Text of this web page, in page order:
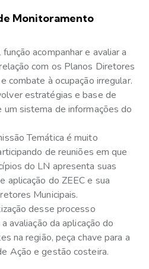
Monitoramento
acompanhar e avaliar a
com os Planos Diretores
combate à ocupação irregular.
estratégias e base de
um sistema de informações do
Temática é muito
de reuniões em que
do LN apresenta suas
aplicação do ZEEC e sua
Municipais.
desse processo
avaliação da aplicação do
na região, peça chave para a
Ação e gestão costeira.